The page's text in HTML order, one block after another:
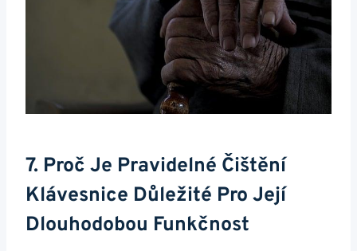
7. Proč Je Pravidelné Čištění
Klávesnice Důležité Pro Její
Dlouhodobou Funkčnost